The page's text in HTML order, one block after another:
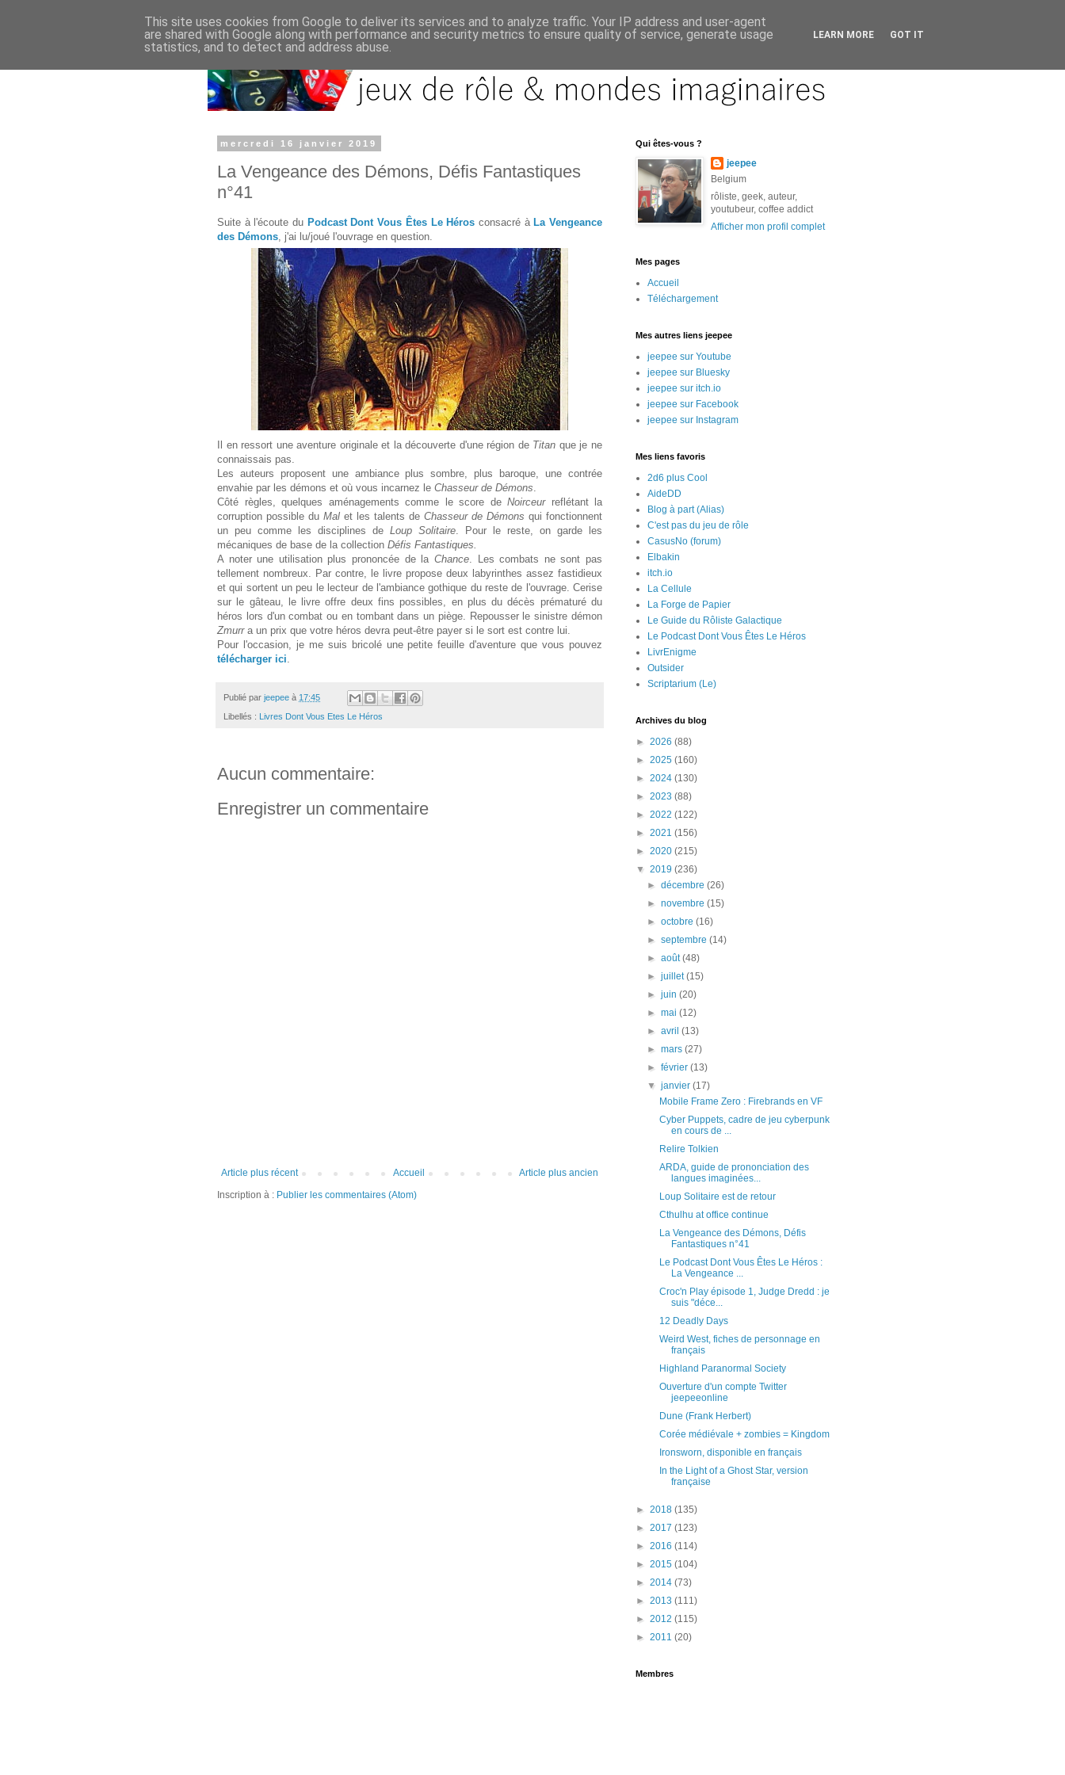
mercredi 16 janvier 2019
La Vengeance des Démons, Défis Fantastiques
n°41
Suite à l'écoute du Podcast Dont Vous Êtes Le Héros consacré àLa Vengeance
des Démons , j'ai lu/joué l'ouvrage en question.
Il en ressort une aventure originale et la découverte d'une région de Titan que je ne
connaissais pas.
Les auteurs proposent une ambiance plus sombre, plus baroque, une contrée
envahie par les démons et où vous incarnez le Chasseur de Démons
Côté règles, quelques aménagements comme le score de Noirceur reflétant la
corruption possible du Mal et les talents de Chasseur de Démons qui fonctionnent
un peu comme les disciplines de Loup Solitaire . Pour le reste, on garde les
mécaniques de base de la collection Défis Fantastiques.
A noter une utilisation plus prononcée de la Chance. Les combats ne sont pas
tellement nombreux. Par contre, le livre propose deux labyrinthes assez fastidieux
et qui sortent un peu le lecteur de l'ambiance gothique du reste de l'ouvrage. Cerise
sur le gâteau, le livre offre deux fins possibles, en plus du décès prématuré du
héros lors d'un combat ou en tombant dans un piège. Repousser le sinistre démon
Zmurr a un prix que votre héros devra peut-être payer si le sort est contre lui.
Pour l'occasion, je me suis bricolé une petite feuille d'aventure que vous pouvez
télécharger ici
Publié par jeepee à 17:45
Libellés : Livres Dont Vous Etes Le Héros
Aucun commentaire:
Enregistrer un commentaire
Article plus récent Article plus ancien
Accueil
Inscription à : Publier les commentaires (Atom)
Qui êtes-vous ?
jeepee
Belgium
rôliste, geek, auteur,
youtubeur, coffee addict
Afficher mon profil complet
Mes pages
Accueil
Téléchargement
Mes autres liens jeepee
jeepee sur Youtube
jeepee sur Bluesky
jeepee sur itch.io
jeepee sur Facebook
jeepee sur Instagram
Mes liens favoris
2d6 plus Cool
AideDD
Blog à part (Alias)
C'est pas du jeu de rôle
CasusNo (forum)
Elbakin
itch.io
La Cellule
La Forge de Papier
Le Guide du Rôliste Galactique
Le Podcast Dont Vous Êtes Le Héros
LivrEnigme
Outsider
Scriptarium (Le)
Archives du blog
► 2026 (88)
► 2025 (160)
► 2024 (130)
► 2023 (88)
► 2022 (122)
► 2021 (156)
► 2020 (215)
▼ 2019 (236)
►décembre(26)
►novembre(15)
►octobre(16)
►septembre(14)
►août(48)
►juillet(15)
►juin(20)
►mai(12)
►avril(13)
►mars(27)
►février(13)
▼janvier(17)
Mobile Frame Zero : Firebrands en VF
Cyber Puppets, cadre de jeu cyberpunk
en cours de ...
Relire Tolkien
ARDA, guide de prononciation des
langues imaginées...
Loup Solitaire est de retour
Cthulhu at office continue
La Vengeance des Démons, Défis
Fantastiques n°41
Le Podcast Dont Vous Êtes Le Héros :
La Vengeance ...
Croc'n Play épisode 1, Judge Dredd : je
suis "déce...
12 Deadly Days
Weird West, fiches de personnage en
français
Highland Paranormal Society
Ouverture d'un compte Twitter
jeepeeonline
Dune (Frank Herbert)
Corée médiévale + zombies = Kingdom
Ironsworn, disponible en français
In the Light of a Ghost Star, version
française
► 2018 (135)
► 2017 (123)
► 2016 (114)
► 2015 (104)
► 2014 (73)
► 2013 (111)
► 2012 (115)
► 2011 (20)
Membres
This site uses cookies from Google to deliver its services and to analyze traffic. Your IP address and user-agent
are shared with Google along with performance and security metrics to ensure quality of service, generate usage
statistics, and to detect and address abuse.
LEARN MORE GOT IT